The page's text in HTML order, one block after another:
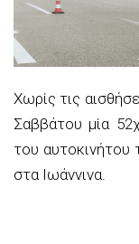
Χωρίς τις
Σαββάτου μία
του αυτοκινήτου
στα Ιωάννινα.